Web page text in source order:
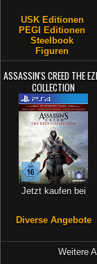
USK Editionen
PEGI Editionen
Steelbook
Figuren
ASSASSIN'S CREED THE
COLLECTION
Jetzt kaufen bei
Diverse Angebote
Weitere